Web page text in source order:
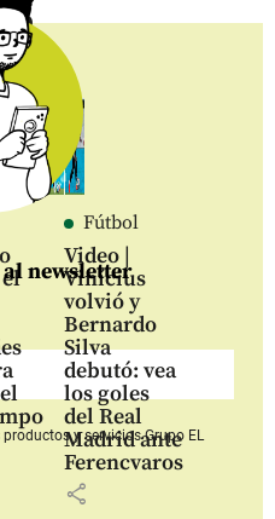
Fútbol
Video |
Vinícius
volvió y
Bernardo
Silva
debutó: vea
los goles
del Real
Madrid ante
Ferencvaros
share
al newsletter
y serviciosGrupo EL